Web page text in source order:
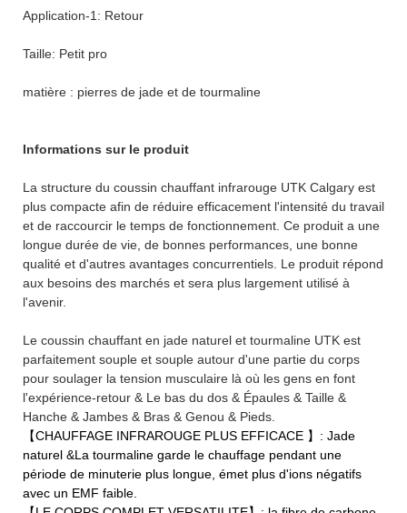
Application-1: Retour
Taille: Petit pro
matière : pierres de jade et de tourmaline
Informations sur le produit
La structure du coussin chauffant infrarouge UTK Calgary est
plus compacte afin de réduire efficacement l'intensité du travail
et de raccourcir le temps de fonctionnement. Ce produit a une
longue durée de vie, de bonnes performances, une bonne
qualité et d'autres avantages concurrentiels. Le produit répond
aux besoins des marchés et sera plus largement utilisé à
l'avenir.
Le coussin chauffant en jade naturel et tourmaline UTK est
parfaitement souple et souple autour d'une partie du corps
pour soulager la tension musculaire là où les gens en font
l'expérience-retour & Le bas du dos & Épaules & Taille &
Hanche & Jambes & Bras & Genou & Pieds.
【CHAUFFAGE INFRAROUGE PLUS EFFICACE 】: Jade
naturel &La tourmaline garde le chauffage pendant une
période de minuterie plus longue, émet plus d'ions négatifs
avec un EMF faible.